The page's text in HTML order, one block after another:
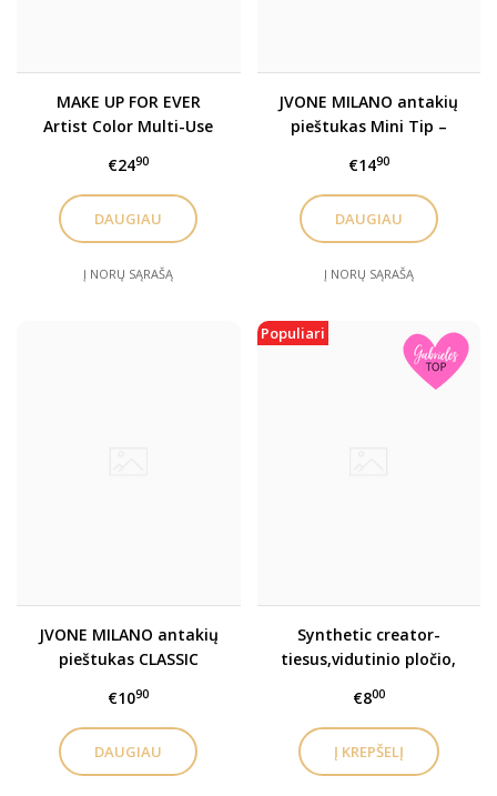
MAKE UP FOR EVER
Artist Color Multi-Use
daugiafunkcis akių-lūpų
pieštukas. Įv. spalvų
€2490
DAUGIAU
Į NORŲ SĄRAŠĄ
JVONE MILANO antakių
pieštukas Mini Tip –
€1490
DAUGIAU
Į NORŲ SĄRAŠĄ
JVONE MILANO antakių
pieštukas CLASSIC
€1090
DAUGIAU
Populiari
Synthetic creator-
tiesus,vidutinio pločio,
baltai pastai 25nr
€800